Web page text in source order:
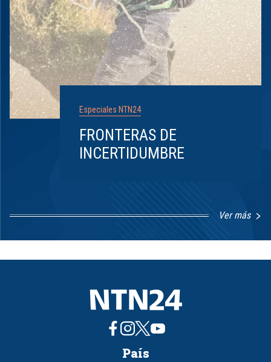
Especiales NTN24
FRONTERAS DE
INCERTIDUMBRE
Ver más
1
8
País